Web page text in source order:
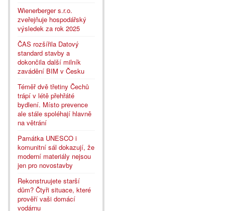
Wienerberger s.r.o.
zveřejňuje hospodářský
výsledek za rok 2025
ČAS rozšířila Datový
standard stavby a
dokončila další milník
zavádění BIM v Česku
Téměř dvě třetiny Čechů
trápí v létě přehřáté
bydlení. Místo prevence
ale stále spoléhají hlavně
na větrání
Památka UNESCO i
komunitní sál dokazují, že
moderní materiály nejsou
jen pro novostavby
Rekonstruujete starší
dům? Čtyři situace, které
prověří vaši domácí
vodárnu